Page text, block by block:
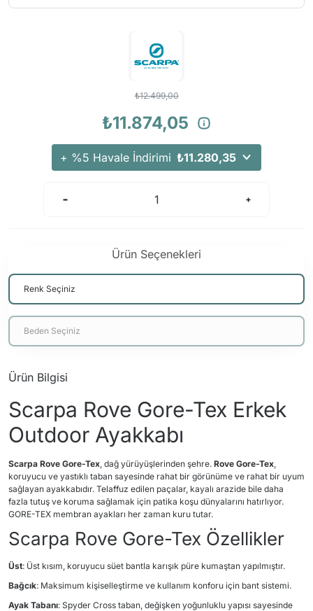
₺12.499,00
₺11.874,05
+ %5 Havale İndirimi ₺11.280,35
Ürün Seçenekleri
Ürün Bilgisi
Scarpa Rove Gore-Tex Erkek
Outdoor Ayakkabı
Scarpa Rove Gore-Tex, dağ yürüyüşlerinden şehre. Rove Gore-Tex,
koruyucu ve yastıklı taban sayesinde rahat bir görünüme ve rahat bir uyum
sağlayan ayakkabıdır. Telaffuz edilen paçalar, kayalı arazide bile daha
fazla tutuş ve koruma sağlamak için patika koşu dünyalarını hatırlıyor.
GORE-TEX membran ayakları her zaman kuru tutar.
Scarpa Rove Gore-Tex Özellikler
Üst: Üst kısım, koruyucu süet bantla karışık püre kumaştan yapılmıştır.
Bağcık: Maksimum kişiselleştirme ve kullanım konforu için bant sistemi.
Ayak Tabanı: Spyder Cross taban, değişken yoğunluklu yapısı sayesinde